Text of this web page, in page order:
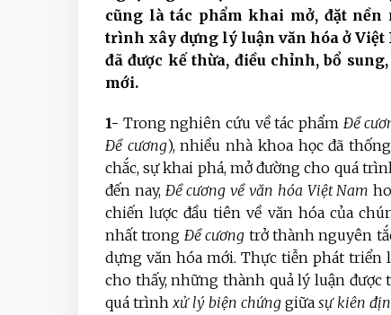
cũng là tác phẩm khai mở, đặt nền
trình xây dựng lý luận văn hóa ở Việt
đã được kế thừa, điều chỉnh, bổ
mới.
1- Trong nghiên cứu về tác phẩm Đề
Đề cương), nhiều nhà khoa học đã
chắc, sự khai phá, mở đường cho quá
đến nay, Đề cương về văn hóa Việt Nam
chiến lược đầu tiên về văn hóa của
nhất trong Đề cương trở thành nguyên
dựng văn hóa mới. Thực tiễn phát triển
cho thấy, những thành quả lý luận được
quá trìnhxử lý biện chứng giữasự kiên